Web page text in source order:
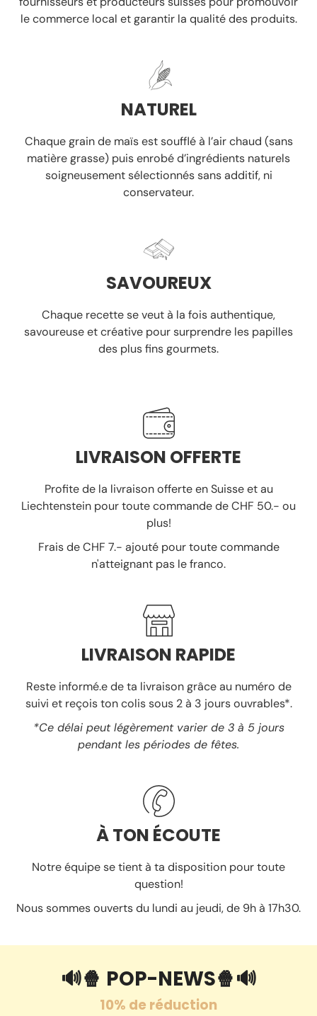
le commerce local et garantir la qualité des produits.
NATUREL
Chaque grain de maïs est soufflé à l’air chaud (sans
matière grasse) puis enrobé d’ingrédients naturels
soigneusement sélectionnéssans additif, ni
conservateur.
SAVOUREUX
Chaque recette se veut à la fois authentique,
savoureuse et créative pour surprendre les papilles
des plus fins gourmets.
LIVRAISON OFFERTE
Profite de la livraison offerte en Suisse et au
Liechtenstein pour toute commande de CHF 50.- ou
plus!
Frais de CHF 7.- ajouté pour toute commande
n'atteignant pas le franco.
LIVRAISON RAPIDE
Reste informé.e de ta livraison grâce au numéro de
suivi et reçois ton colis sous 2 à 3 jours ouvrables*.
*Ce délai peut légèrement varier de 3 à 5 jours
pendant les périodes de fêtes.
À TON ÉCOUTE
Notre équipe se tient à ta disposition pour toute
question!
Nous sommes ouverts du lundi au jeudi, de 9h à 17h30.
🔊🍿 POP-NEWS🍿🔊
10% de réduction